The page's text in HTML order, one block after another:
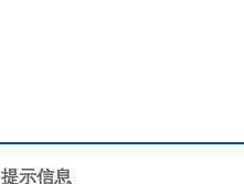
提示信息